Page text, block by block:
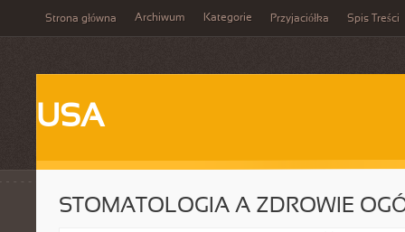
Strona główna Archiwum Kategorie Przyjaciółka Spis Treści
USA
STOMATOLOGIA A ZDROWIE